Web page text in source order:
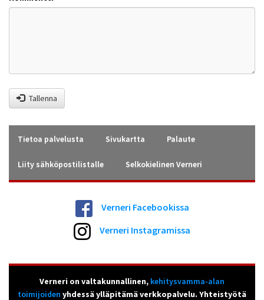
Tallenna
Tietoa palvelusta Sivukartta Palaute
Liity sähköpostilistalle Selkokielinen Verneri
Verneri Facebookissa
Verneri Instagramissa
Verneri on valtakunnallinen, kehitysvamma-alan
toimijoiden yhdessä ylläpitämä verkkopalvelu. Yhteistyötä